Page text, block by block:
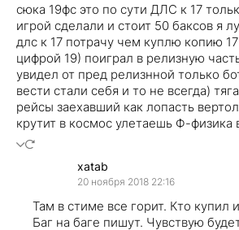
сюка 19фс это по сути ДЛС к 17
игрой сделали и стоит 50 баксов я
длс к 17 потрачу чем куплю копию
цифрой 19) поиграл в релизную
увидел от пред релизнной только
вести стали себя и то не всегда)
рейсы заехавший как лопасть
крутит в космос улетаешь Ф-физика
xatab
20 ноября 2018 22:16
Там в стиме все горит. Кто купил
Баг на баге пишут. Чувствую